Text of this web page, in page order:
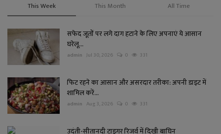
This Week This Month All Time
सफेद जूतों पर लगे दाग हटाने के लिए अपनाएं ये आसान
घरेलू...
admin Jul 30, 2026 0 331
फिट रहने का आसान और असरदार तरीका: अपनी डाइट में
शामिल करें...
admin Aug 3, 2026 0 331
उदंती-सीतानदी टाइगर रिजर्व में दिखी बाघिन